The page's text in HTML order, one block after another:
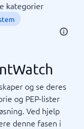
kategorier
og se deres
og PEP-lister
Ved hjelp
denne fasen i